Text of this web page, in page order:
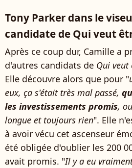
Tony Parker dans le
candidate de Qui veut
Après ce coup dur, Camille a
d'autres candidats de Qui veut
Elle découvre alors que pour "
eux, ça s'était très mal passé,
les investissements promis,
longue et toujours rien". Elle
à avoir vécu cet ascenseur
été obligée d'oublier les 200
avait promis. "Il y a eu